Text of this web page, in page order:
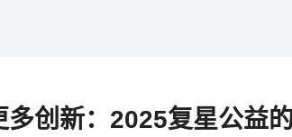
多创新：2025复星公益